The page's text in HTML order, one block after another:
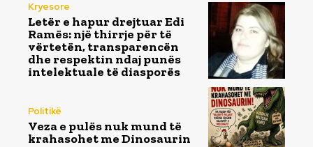
Kryesore
Letër e hapur drejtuar Edi
Ramës: një thirrje për të
vërtetën, transparencën
dhe respektin ndaj punës
intelektuale të diasporës
Politikë
Veza e pulës nuk mund të
krahasohet me Dinosaurin